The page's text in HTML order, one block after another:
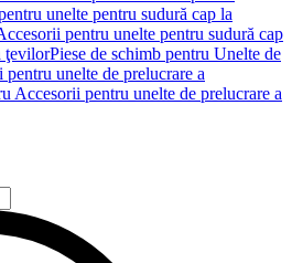
unelte pentru sudură cap la
pentru unelte pentru sudură cap
ţevilorPiese de schimb pentru Unelte de
pentru unelte de prelucrare a
Accesorii pentru unelte de prelucrare a